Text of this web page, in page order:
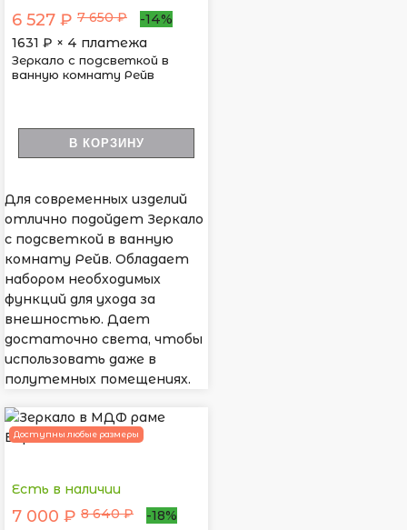
6 527 ₽ 7 650 ₽
-14%
1631 ₽ × 4 платежа
Зеркало с подсветкой в
ванную комнату Рейв
В КОРЗИНУ
Для современных изделий
отлично подойдет Зеркало
с подсветкой в ванную
комнату Рейв. Обладает
набором необходимых
функций для ухода за
внешностью. Дает
достаточно света, чтобы
использовать даже в
полутемных помещениях.
Доступны любые размеры
Есть в наличии
7 000 ₽ 8 640 ₽
-18%